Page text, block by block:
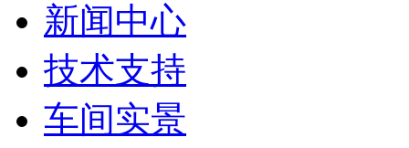
新闻中心
技术支持
车间实景